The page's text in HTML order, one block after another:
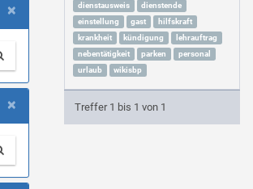
×
×
dienstausweis
dienstende
einstellung
gast
hilfskraft
krankheit
kündigung
lehrauftrag
nebentätigkeit
parken
personal
urlaub
wikisbp
Treffer 1 bis 1 von 1